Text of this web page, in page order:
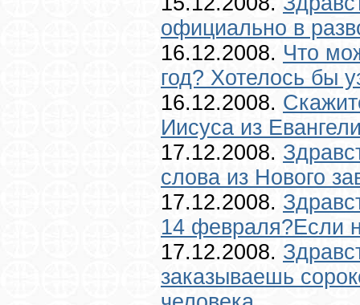
официально в
16.12.2008. Что
год? Хотелось бы
16.12.2008.
Иисуса из
17.12.2008.
слова из Нового
17.12.2008.
14 февраля?Если
17.12.2008.
заказываешь